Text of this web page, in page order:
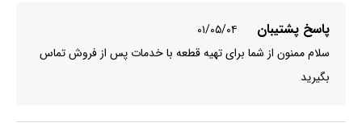
پاسخ پشتیبان
۰۱/۰۵/۰۴
سلام ممنون از شما برای تهیه قطعه با خدمات پس از فروش تماس
بگیرید